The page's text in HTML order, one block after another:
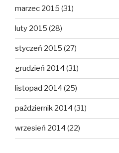
marzec 2015 (31)
luty 2015 (28)
styczeń 2015 (27)
grudzień 2014 (31)
listopad 2014 (25)
październik 2014 (31)
wrzesień 2014 (22)